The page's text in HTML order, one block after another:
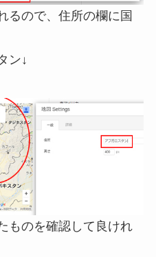
るので、住所の欄に国
ン↓
ものを確認して良けれ